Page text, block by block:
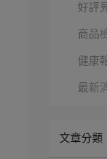
好評
商品
健康
最新
文章分類